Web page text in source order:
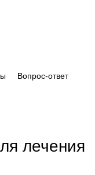
Вопрос-ответ
лечения